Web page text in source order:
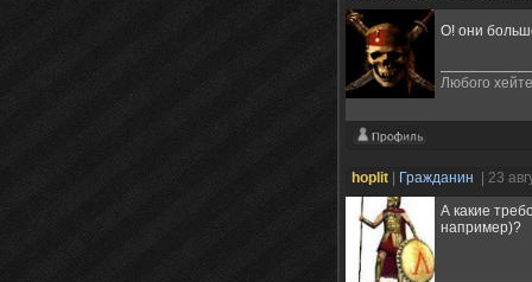
О! они
Любого
hoplit Гражданин
| 23
А какие
например)?